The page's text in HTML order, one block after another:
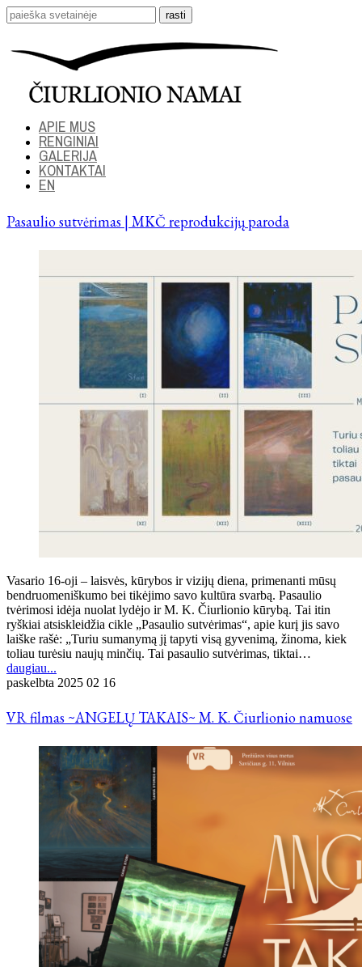
APIE MUS
RENGINIAI
GALERIJA
KONTAKTAI
EN
Pasaulio sutvėrimas | MKČ reprodukcijų paroda
Vasario 16-oji – laisvės, kūrybos ir vizijų diena, primenanti mūsų
bendruomeniškumo bei tikėjimo savo kultūra svarbą. Pasaulio
tvėrimosi idėja nuolat lydėjo ir M. K. Čiurlionio kūrybą. Tai itin
ryškiai atsiskleidžia cikle „Pasaulio sutvėrimas“, apie kurį jis savo
laiške rašė: „Turiu sumanymą jį tapyti visą gyvenimą, žinoma, kiek
toliau turėsiu naujų minčių. Tai pasaulio sutvėrimas, tiktai…
daugiau...
paskelbta 2025 02 16
VR filmas ~ANGELŲ TAKAIS~ M. K. Čiurlionio namuose